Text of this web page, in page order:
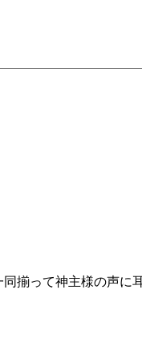
揃って神主様の声に